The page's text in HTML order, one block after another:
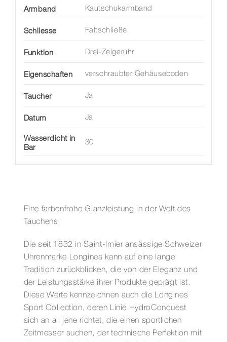
Armband Kautschukarmband
Schliesse Faltschließe
Funktion Drei-Zeigeruhr
Eigenschaften verschraubter Gehäuseboden
Taucher Ja
Datum Ja
Wasserdicht in
Bar
30
Eine farbenfrohe Glanzleistung in der Welt des
Tauchens
Die seit 1832 in Saint-Imier ansässige Schweizer
Uhrenmarke Longines kann auf eine lange
Tradition zurückblicken, die von der Eleganz und
der Leistungsstärke ihrer Produkte geprägt ist.
Diese Werte kennzeichnen auch die Longines
Sport Collection, deren Linie HydroConquest
sich an all jene richtet, die einen sportlichen
Zeitmesser suchen, der technische Perfektion mit